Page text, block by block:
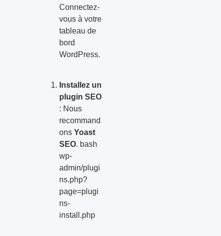
Connectez-
vous à votre
tableau de
bord
WordPress.
Installez un
plugin SEO
: Nous
recommand
ons Yoast
SEO. bash
wp-
admin/plugi
ns.php?
page=plugi
ns-
install.php